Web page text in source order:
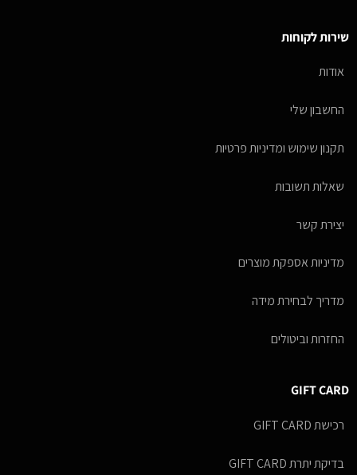
שירות לקוחות
אודות
החשבון שלי
תקנון שימוש ומדיניות פרטיות
שאלות תשובות
יצירת קשר
מדיניות אספקת מוצרים
מדריך לבחירת מידה
החזרות וביטולים
GIFT CARD
רכישת GIFT CARD
בדיקת יתרת GIFT CARD